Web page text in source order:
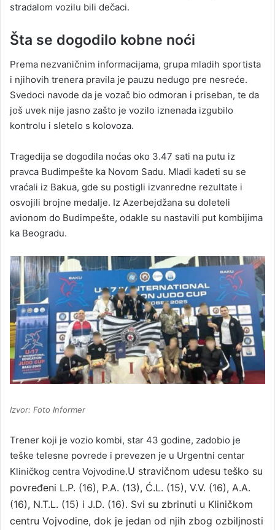
stradalom vozilu bili dečaci.
Šta se dogodilo kobne noći
Prema nezvaničnim informacijama, grupa mladih sportista
i njihovih trenera pravila je pauzu nedugo pre nesreće.
Svedoci navode da je vozač bio odmoran i priseban, te da
još uvek nije jasno zašto je vozilo iznenada izgubilo
kontrolu i sletelo s kolovoza.
Tragedija se dogodila noćas oko 3.47 sati na putu iz
pravca Budimpešte ka Novom Sadu. Mladi kadeti su se
vraćali iz Bakua, gde su postigli izvanredne rezultate i
osvojili brojne medalje. Iz Azerbejdžana su doleteli
avionom do Budimpešte, odakle su nastavili put kombijima
ka Beogradu.
Izvor: Foto Informer
Trener koji je vozio kombi, star 43 godine, zadobio je
teške telesne povrede i prevezen je u Urgentni centar
Kliničkog centra Vojvodine.U stravičnom udesu teško su
povređeni L.P. (16), P.A. (13), Ć.L. (15), V.V. (16), A.A.
(16), N.T.L. (15) i J.D. (16). Svi su zbrinuti u Kliničkom
centru Vojvodine, dok je jedan od njih zbog ozbiljnosti